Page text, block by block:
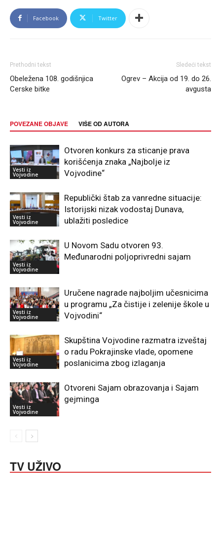
Facebook Twitter
Prethodni tekst
Obeležena 108. godišnjica
Cerske bitke
Sledeći tekst
Ogrev – Akcija od 19. do 26.
avgusta
POVEZANE OBJAVE VIŠE OD AUTORA
Vesti iz
Vojvodine
Otvoren konkurs za sticanje prava
korišćenja znaka „Najbolje iz
Vojvodine“
Vesti iz
Vojvodine
Republički štab za vanredne situacije:
Istorijski nizak vodostaj Dunava,
ublažiti posledice
Vesti iz
Vojvodine
U Novom Sadu otvoren 93.
Međunarodni poljoprivredni sajam
Vesti iz
Vojvodine
Uručene nagrade najboljim učesnicima
u programu „Za čistije i zelenije škole u
Vojvodini“
Vesti iz
Vojvodine
Skupština Vojvodine razmatra izveštaj
o radu Pokrajinske vlade, opomene
poslanicima zbog izlaganja
Vesti iz
Vojvodine
Otvoreni Sajam obrazovanja i Sajam
gejminga
TV UŽIVO